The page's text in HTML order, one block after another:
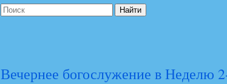
Вечернее богослужение в Неделю